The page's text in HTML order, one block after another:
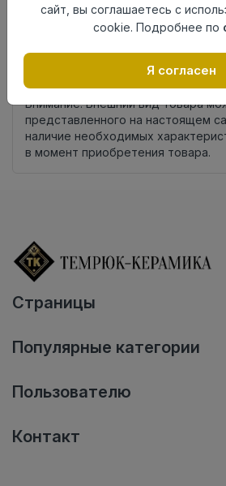
Осталось25.0 пог. м
Добавить в
Внимание! Внешний вид товара
представленного на настоящем
наличие необходимых
в момент приобретения товара.
Страницы
Популярные категории
Пользователю
Контакт
сайт, вы соглашаетесь с
cookie. Подробнее по
Я согласен